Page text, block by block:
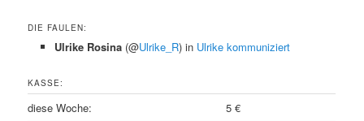
DIE FAULEN:
Ulrike Rosina (@Ulrike_R) in Ulrike kommuniziert
KASSE:
diese Woche:
5 €